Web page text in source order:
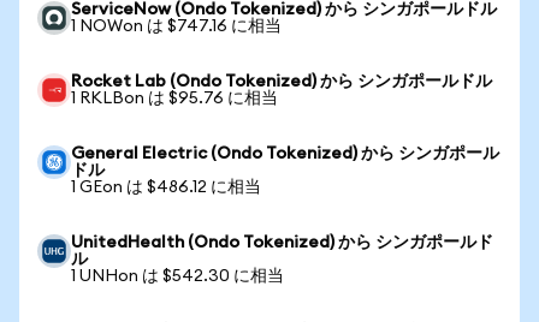
ServiceNow (Ondo Tokenized) から シンガポールドル
1 NOWon は $747.16 に相当
Rocket Lab (Ondo Tokenized) から シンガポールドル
1 RKLBon は $95.76 に相当
General Electric (Ondo Tokenized) から シンガポール
ドル
1 GEon は $486.12 に相当
UnitedHealth (Ondo Tokenized) から シンガポールド
ル
1 UNHon は $542.30 に相当